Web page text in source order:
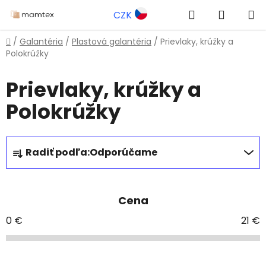
na
obsah
CZK Hľadať
KOŠÍK
Domov
/ Galantéria / Plastová galantéria / Prievlaky, krúžky a
Polokrúžky
Prievlaky, krúžky a
Polokrúžky
R
a
d
i
e
Radiť podľa:Odporúčame
Cena
0 € 21 €